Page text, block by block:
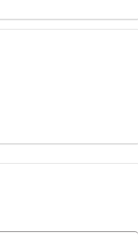
conviviale et son riche
tranquillité provinciale et